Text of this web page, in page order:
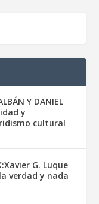
Y DANIEL
y
cultural
G. Luque
verdad y nada